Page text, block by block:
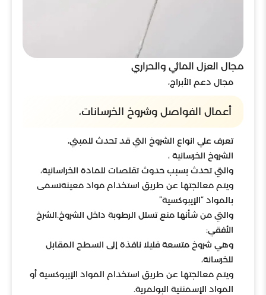
مجال العزل المائي والحراري
مجال دعم الأبراج،
أعمال الفواصل وشروخ الخرسانات،
تعرف علي انواع الشروخ التي قد تحدث للمبني،
الشروخ الخرسانية ،
والتي تحدث بسبب حدوث تقلصات للمادة الخراسانية،
ويتم معالجتها عن طريق استخدام مواد معينةتسمى
بالمواد “الإيبوكسية”
والتي من شأنها منع تسلل الرطوبة داخل الشروخ.الشرخ
الأفقي:
وهي شروخ متسعة قليلا نافذة إلى السطح المقابل
للخرسانة،
ويتم معالجتها عن طريق استخدام المواد الإيبوكسية أو
المواد الإسمنتية البولمرية.